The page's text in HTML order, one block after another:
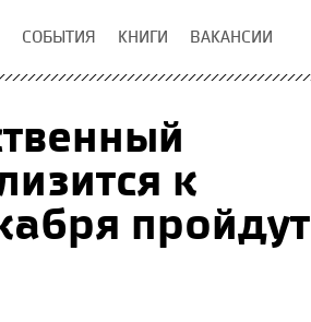
СОБЫТИЯ КНИГИ ВАКАНСИИ
к
пройдут